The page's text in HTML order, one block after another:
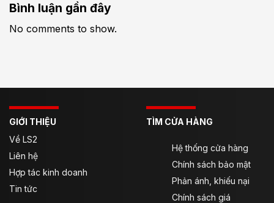
Bình luận gần đây
No comments to show.
GIỚI THIỆU
Về LS2
Liên hệ
Hợp tác kinh doanh
Tin tức
TÌM CỬA HÀNG
Hệ thống cửa hàng
Chính sách bảo mật
Phản ánh, khiếu nại
Chính sách giá